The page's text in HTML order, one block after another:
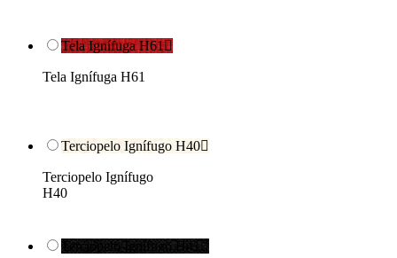
Tela Ignífuga H61
Tela Ignífuga H61
Terciopelo Ignífugo H40
Terciopelo Ignífugo
H40
Terciopelo Ignífugo H41